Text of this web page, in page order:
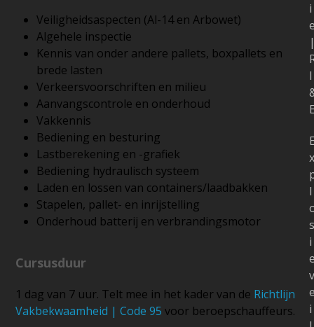
Veiligheidsaspecten (Al-14 en Arbowet)
Algehele inspectie
Kennis van onder andere pallets, boxpallets en
brede lasten
Verkeersvoorschriften en milieu
Aanvangscontrole en onderhoud
Vakkennis
Bediening en besturing
Lastberekening en -grafiek
Bediening hydraulisch systeem
Laden en lossen van containers/laadbakken
Stapelen, pallet- en inrijstelling
Onderhoud batterij en verbrandingsmotor
Cursusduur
1 dag van 7 uur. Telt mee in het kader van de Richtlijn
Vakbekwaamheid | Code 95voor beroepschauffeurs.
i
I
x
l
s
i
v
i